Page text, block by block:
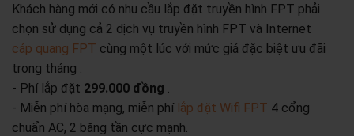
Khách hàng mới có nhu cầu lắp đặt truyền hình FPT phải
chọn sử dụng cả 2 dịch vụ truyền hình FPT và Internet
cáp quang FPT cùng một lúc với mức giá đặc biệt ưu đãi
trong tháng .
- Phí lắp đặt 299.000 đồng .
- Miễn phí hòa mạng, miễn phí lắp đặt Wifi FPT 4 cổng
chuẩn AC, 2 băng tần cực mạnh.